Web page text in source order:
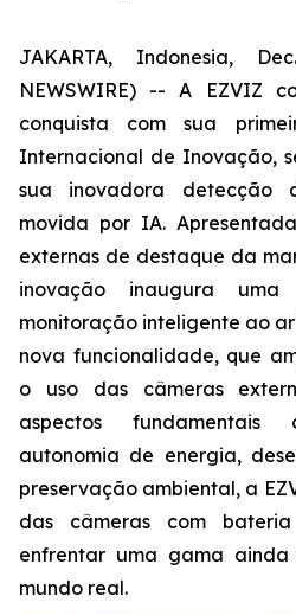
JAKARTA, Indonesia,
NEWSWIRE) -- A EZVIZ
conquista com sua
Internacional de Inovação,
sua inovadora detecção
movida por IA.
externas de destaque da
inovação inaugura
monitoração inteligente ao
nova funcionalidade, que
o uso das câmeras
aspectos fundamentais
autonomia de energia,
preservação ambiental, a
das câmeras com
enfrentar uma gama
mundo real.